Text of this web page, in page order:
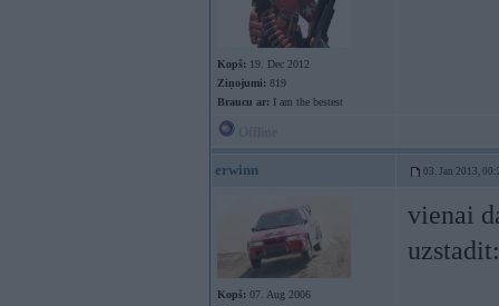
Kopš: 19. Dec 2012
Ziņojumi: 819
Braucu ar: I am the bestest
erwinn 03. Jan 2013,
Kopš: 07. Aug 2006
vienai